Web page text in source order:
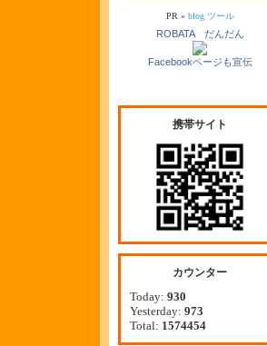
PR » blog ツール
ROBATA だんだん
Facebookページも宣伝
携帯サイト
カウンター
Today: 930
Yesterday: 973
Total: 1574454